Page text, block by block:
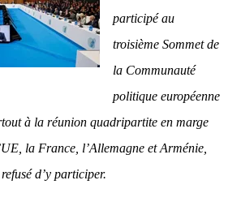
participé au
troisième Sommet de
la Communauté
politique européenne
à la réunion quadripartite en marge
la France, l’Allemagne et Arménie,
d’y participer.